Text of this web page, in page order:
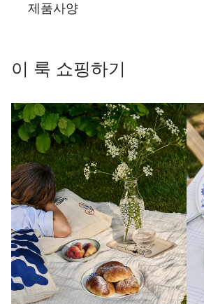
제품사양
이 룩 쇼핑하기